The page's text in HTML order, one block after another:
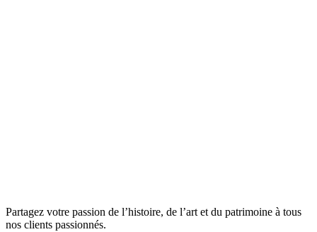
Partagez votre passion de l’histoire, de l’art et du patrimoine à tous
nos clients passionnés.